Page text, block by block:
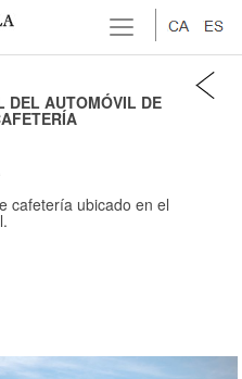
DEL AUTOMÓVIL DE
cafetería ubicado en el